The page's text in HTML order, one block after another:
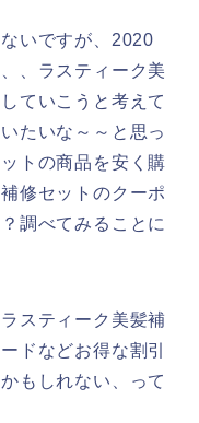
いですが、2020
、ラスティーク美
ていこうと考えて
たいな～～と思っ
トの商品を安く購
修セットのクーポ
調べてみることに
スティーク美髪補
ドなどお得な割引
もしれない、って